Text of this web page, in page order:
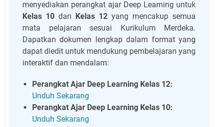
menyediakan perangkat ajar Deep Learning untuk
Kelas 10 dan Kelas 12 yang mencakup semua
mata pelajaran sesuai Kurikulum Merdeka.
Dapatkan dokumen lengkap dalam format yang
dapat diedit untuk mendukung pembelajaran yang
interaktif dan mendalam:
Perangkat Ajar Deep Learning Kelas 12:
Unduh Sekarang
Perangkat Ajar Deep Learning Kelas 10:
Unduh Sekarang